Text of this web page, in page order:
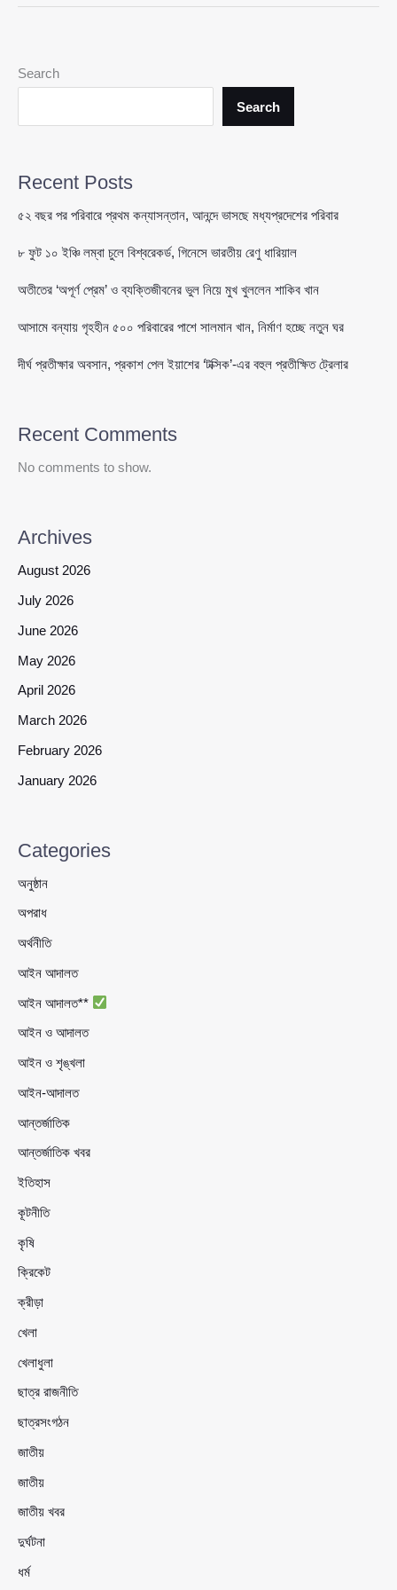
বার্তা
Search
Search
Recent Posts
৫২ বছর পর পরিবারে প্রথম কন্যাসন্তান, আনন্দে ভাসছে মধ্যপ্রদেশের পরিবার
৮ ফুট ১০ ইঞ্চি লম্বা চুলে বিশ্বরেকর্ড, গিনেসে ভারতীয় রেণু ধারিয়াল
অতীতের ‘অপূর্ণ প্রেম’ ও ব্যক্তিজীবনের ভুল নিয়ে মুখ খুললেন শাকিব খান
আসামে বন্যায় গৃহহীন ৫০০ পরিবারের পাশে সালমান খান, নির্মাণ হচ্ছে নতুন ঘর
দীর্ঘ প্রতীক্ষার অবসান, প্রকাশ পেল ইয়াশের ‘টক্সিক’-এর বহুল প্রতীক্ষিত ট্রেলার
Recent Comments
No comments to show.
Archives
August 2026
July 2026
June 2026
May 2026
April 2026
March 2026
February 2026
January 2026
Categories
অনুষ্ঠান
অপরাধ
অর্থনীতি
আইন আদালত
আইন আদালত**
আইন ও আদালত
আইন ও শৃঙ্খলা
আইন-আদালত
আন্তর্জাতিক
আন্তর্জাতিক খবর
ইতিহাস
কূটনীতি
কৃষি
ক্রিকেট
ক্রীড়া
খেলা
খেলাধুলা
ছাত্র রাজনীতি
ছাত্রসংগঠন
জাতীয়
জাতীয়
জাতীয় খবর
দুর্ঘটনা
ধর্ম